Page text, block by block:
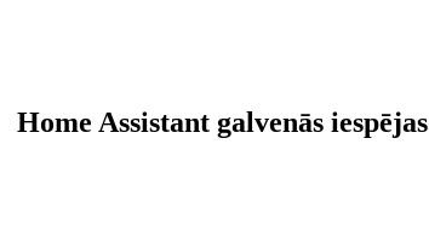
Home Assistant galvenās iespējas